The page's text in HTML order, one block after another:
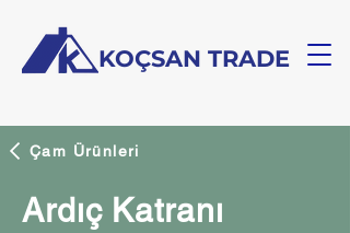
KOÇSAN TRADE
Çam Ürünleri
Ardıç Katranı